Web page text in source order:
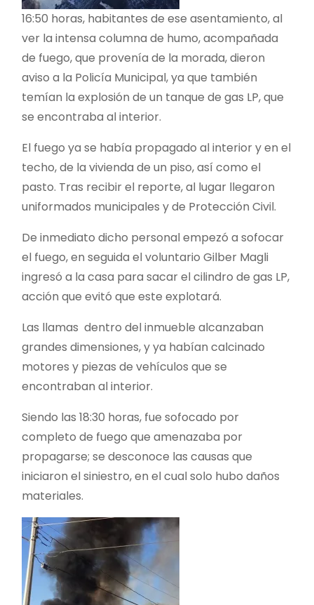
16:50 horas, habitantes de ese asentamiento, al
ver la intensa columna de humo, acompañada
de fuego, que provenía de la morada, dieron
aviso a la Policía Municipal, ya que también
temían la explosión de un tanque de gas LP, que
se encontraba al interior.
El fuego ya se había propagado al interior y en el
techo, de la vivienda de un piso, así como el
pasto. Tras recibir el reporte, al lugar llegaron
uniformados municipales y de Protección Civil.
De inmediato dicho personal empezó a sofocar
el fuego, en seguida el voluntario Gilber Magli
ingresó a la casa para sacar el cilindro de gas LP,
acción que evitó que este explotará.
Las llamas dentro del inmueble alcanzaban
grandes dimensiones, y ya habían calcinado
motores y piezas de vehículos que se
encontraban al interior.
Siendo las 18:30 horas, fue sofocado por
completo de fuego que amenazaba por
propagarse; se desconoce las causas que
iniciaron el siniestro, en el cual solo hubo daños
materiales.